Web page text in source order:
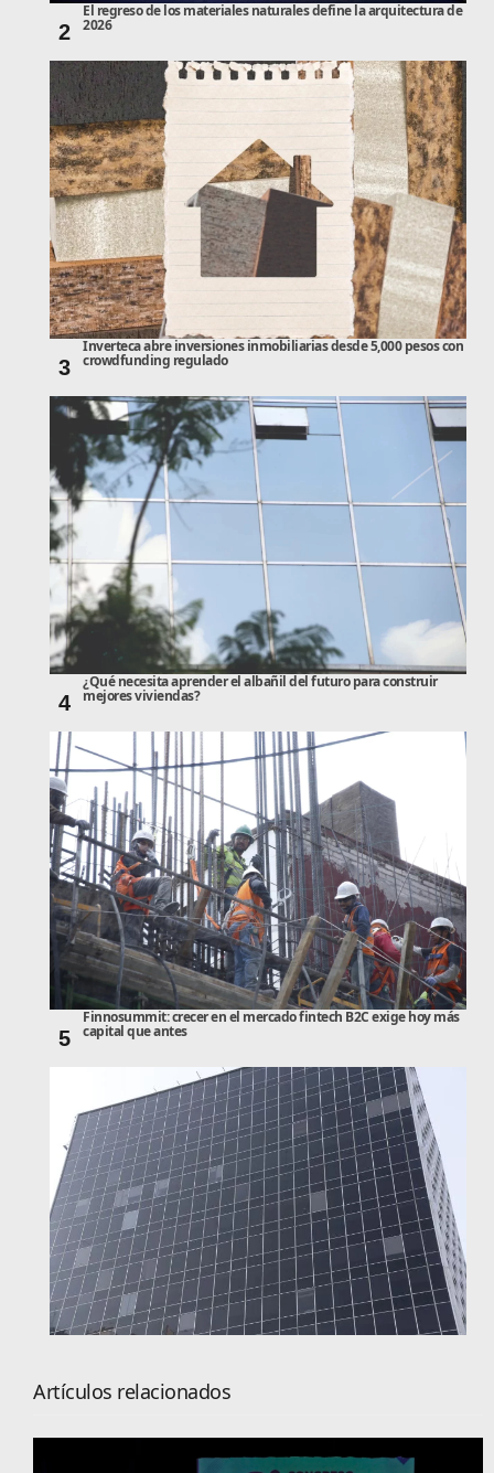
2
El regreso de los materiales naturales define la arquitectura de
2026
3
Inverteca abre inversiones inmobiliarias desde 5,000 pesos con
crowdfunding regulado
4
¿Qué necesita aprender el albañil del futuro para construir
mejores viviendas?
5
Finnosummit: crecer en el mercado fintech B2C exige hoy más
capital que antes
Artículos relacionados